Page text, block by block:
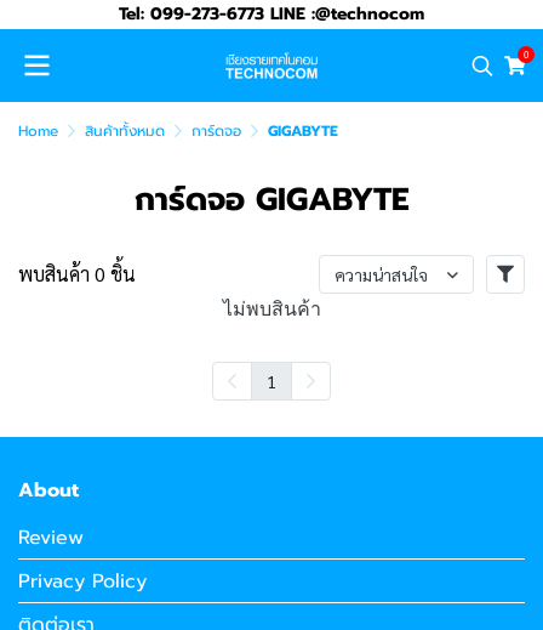
Tel: 099-273-6773 LINE :@technocom
0
Home สินค้าทั้งหมด การ์ดจอ GIGABYTE
การ์ดจอ GIGABYTE
พบสินค้า 0 ชิ้น ความน่าสนใจ
ไม่พบสินค้า
1
About
Review
Privacy Policy